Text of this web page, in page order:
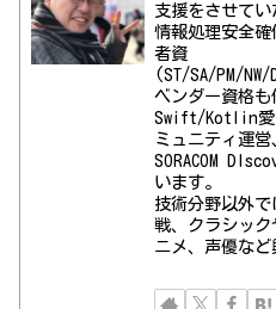
支援をさせてい
情報処理安全
者資
(ST/SA/PM/
ベンダー資格も
Swift/Kotlin愛好
ミュニティ運
SORACOM
います。
技術分野以外
戦、クラシッ
ニメ、声優など